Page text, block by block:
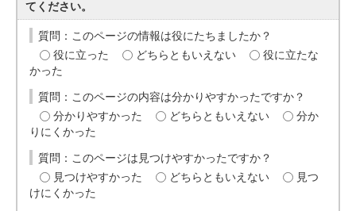
てください。
質問：このページの情報は役にたちましたか？
役に立った
どちらともいえない
役に立たな
かった
質問：このページの内容は分かりやすかったですか？
分かりやすかった
どちらともいえない
分か
りにくかった
質問：このページは見つけやすかったですか？
見つけやすかった
どちらともいえない
見つ
けにくかった